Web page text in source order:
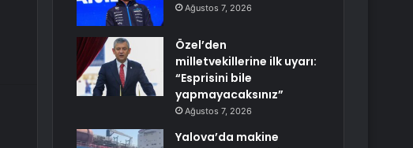
Ağustos 7, 2026
Özel’den
milletvekillerine ilk uyarı:
“Esprisini bile
yapmayacaksınız”
Ağustos 7, 2026
Yalova’da makine